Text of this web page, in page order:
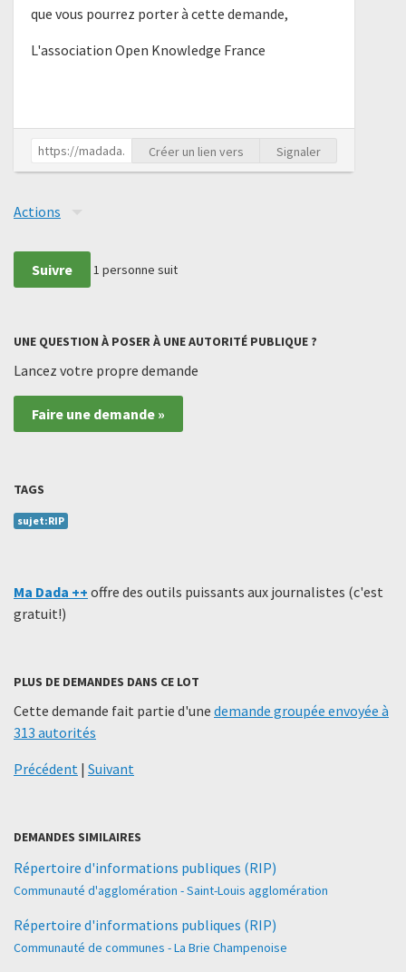
que vous pourrez porter à cette demande,
L'association Open Knowledge France
Créer un lien vers Signaler
Actions
Suivre 1 personne suit
UNE QUESTION À POSER À UNE AUTORITÉ PUBLIQUE ?
Lancez votre propre demande
Faire une demande »
TAGS
sujet:RIP
Ma Dada ++ offre des outils puissants aux journalistes (c'est
gratuit!)
PLUS DE DEMANDES DANS CE LOT
Cette demande fait partie d'une demande groupée envoyée à
313 autorités
Précédent | Suivant
DEMANDES SIMILAIRES
Répertoire d'informations publiques (RIP)
Communauté d'agglomération - Saint-Louis agglomération
Répertoire d'informations publiques (RIP)
Communauté de communes - La Brie Champenoise